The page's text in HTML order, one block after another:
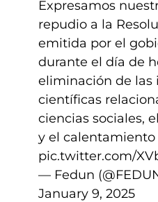
Expresamos
repudio a la
emitida por el
durante el día de
eliminación de las
científicas
ciencias sociales,
y el
pic.twitter.com/
— Fedun
January 9, 2025